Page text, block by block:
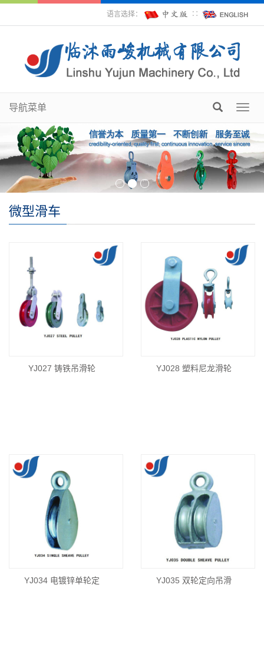
语言选择： ∷
导航菜单
微型滑车
YJ027 铸铁吊滑轮 YJ028 塑料尼龙滑轮
YJ034 电镀锌单轮定 YJ035 双轮定向吊滑